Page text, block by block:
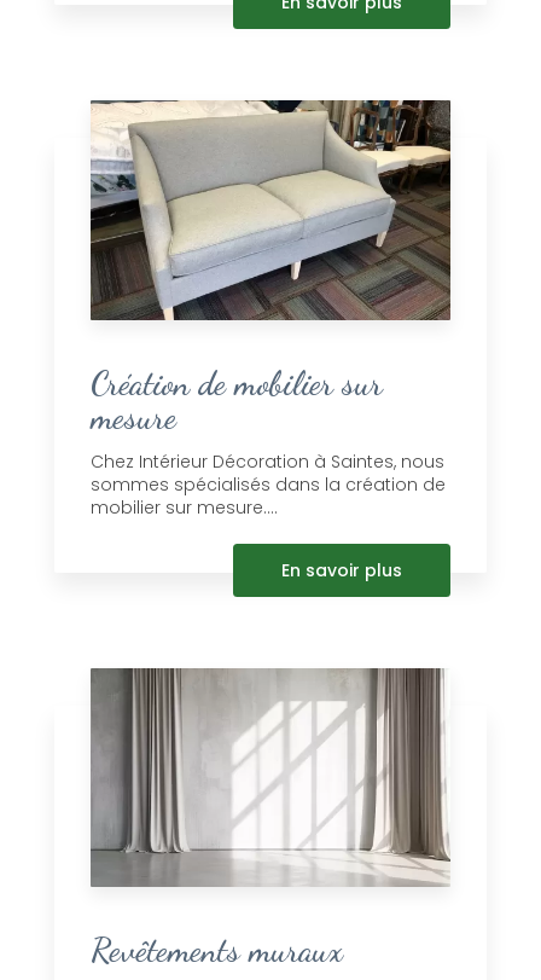
Création de mobilier sur
mesure
Chez Intérieur Décoration à Saintes, nous
sommes spécialisés dans la création de
mobilier sur mesure....
En savoir plus
Revêtements muraux